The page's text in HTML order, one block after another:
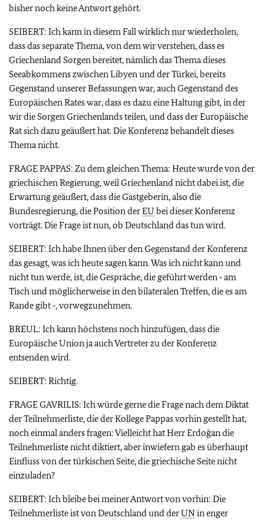
bisher noch keine Antwort gehört.
SEIBERT: Ich kann in diesem Fall wirklich nur wiederholen,
dass das separate Thema, von dem wir verstehen, dass es
Griechenland Sorgen bereitet, nämlich das Thema dieses
Seeabkommens zwischen Libyen und der Türkei, bereits
Gegenstand unserer Befassungen war, auch Gegenstand des
Europäischen Rates war, dass es dazu eine Haltung gibt, in der
wir die Sorgen Griechenlands teilen, und dass der Europäische
Rat sich dazu geäußert hat. Die Konferenz behandelt dieses
Thema nicht.
FRAGE PAPPAS: Zu dem gleichen Thema: Heute wurde von der
griechischen Regierung, weil Griechenland nicht dabei ist, die
Erwartung geäußert, dass die Gastgeberin, also die
Bundesregierung, die Position derEU bei dieser Konferenz
vorträgt. Die Frage ist nun, ob Deutschland das tun wird.
SEIBERT: Ich habe Ihnen über den Gegenstand der Konferenz
das gesagt, was ich heute sagen kann. Was ich nicht kann und
nicht tun werde, ist, die Gespräche, die geführt werden ‑ am
Tisch und möglicherweise in den bilateralen Treffen, die es am
Rande gibt ‑, vorwegzunehmen.
BREUL: Ich kann höchstens noch hinzufügen, dass die
Europäische Union ja auch Vertreter zu der Konferenz
entsenden wird.
SEIBERT: Richtig.
FRAGE GAVRILIS: Ich würde gerne die Frage nach dem Diktat
der Teilnehmerliste, die der Kollege Pappas vorhin gestellt hat,
noch einmal anders fragen: Vielleicht hat Herr Erdoğan die
Teilnehmerliste nicht diktiert, aber inwiefern gab es überhaupt
Einfluss von der türkischen Seite, die griechische Seite nicht
einzuladen?
SEIBERT: Ich bleibe bei meiner Antwort von vorhin: Die
Teilnehmerliste ist von Deutschland und derUNin enger